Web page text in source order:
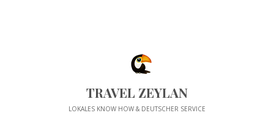
TRAVEL ZEYLAN
LOKALES KNOW HOW & DEUTSCHER SERVICE